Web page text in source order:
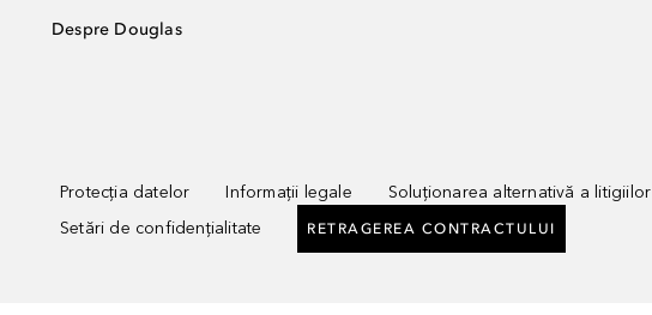
Despre Douglas
Protecția datelor Informații legale Soluționarea alternativă a litigiilor
Setări de confidențialitate
RETRAGEREA CONTRACTULUI